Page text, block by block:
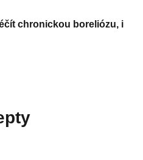
chronickou boreliózu, i